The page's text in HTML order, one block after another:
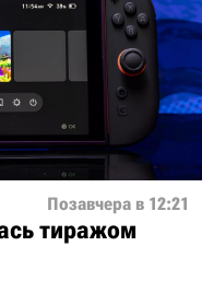
Позавчера в 12:21
тиражом